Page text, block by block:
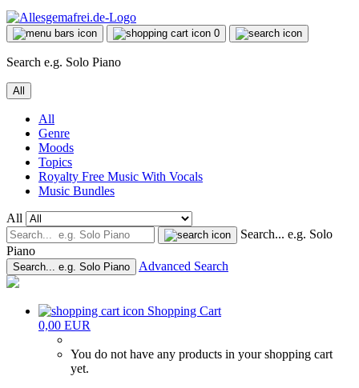
0
Search e.g. Solo Piano
All
All
Genre
Moods
Topics
Royalty Free Music With Vocals
Music Bundles
All
Search... e.g. Solo
Piano
Search... e.g. Solo Piano Advanced Search
Shopping Cart
0,00 EUR
You do not have any products in your shopping cart
yet.